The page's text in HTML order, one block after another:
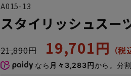
A015-13
スタイリッシュスー
21,890円 19,701円
なら 月々3,283円から。分